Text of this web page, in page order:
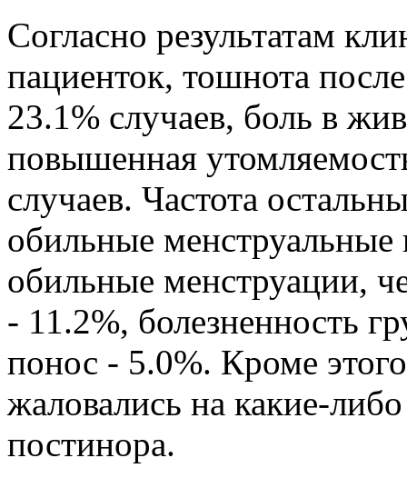
Согласно результатам
пациенток, тошнота
23.1% случаев, боль в
повышенная
случаев. Частота
обильные менструальные
обильные менструации,
- 11.2%, болезненность
понос - 5.0%. Кроме
жаловались на какие-
постинора.